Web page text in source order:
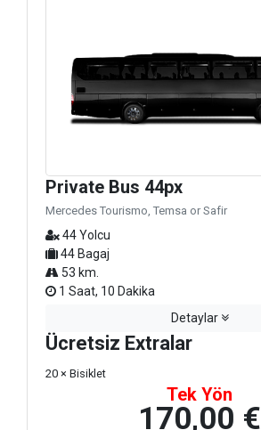
Private Bus 44px
Mercedes Tourismo, Temsa or Safir
44 Yolcu
44 Bagaj
53 km.
1 Saat, 10 Dakika
Detaylar
Ücretsiz Extralar
20 × Bisiklet
Tek Yön
170,00 €